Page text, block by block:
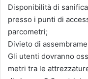
Disponibilità di
presso i punti di
parcometri;
Divieto di
Gli utenti dovranno
metri tra le